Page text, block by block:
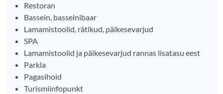
Restoran
Bassein, basseinibaar
Lamamistoolid, rätikud, päikesevarjud
SPA
Lamamistoolid ja päikesevarjud rannas lisatasu eest
Parkla
Pagasihoid
Turismiinfopunkt